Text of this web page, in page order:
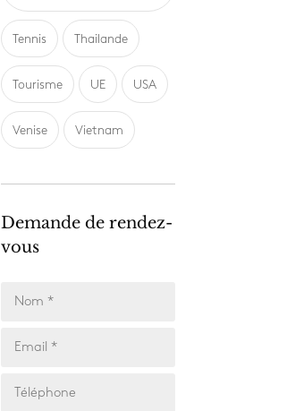
Tennis Thailande
Tourisme UE USA
Venise Vietnam
Demande de rendez-
vous